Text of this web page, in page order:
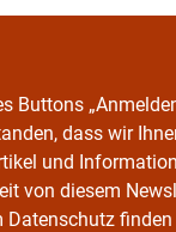
Buttons
dass wir
und
von diesem
finden